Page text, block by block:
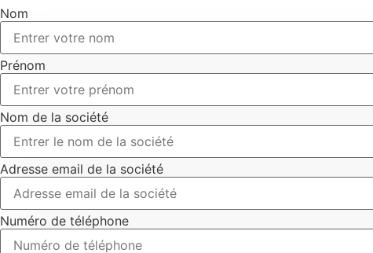
Nom
Prénom
Nom de la société
Adresse email de la société
Numéro de téléphone